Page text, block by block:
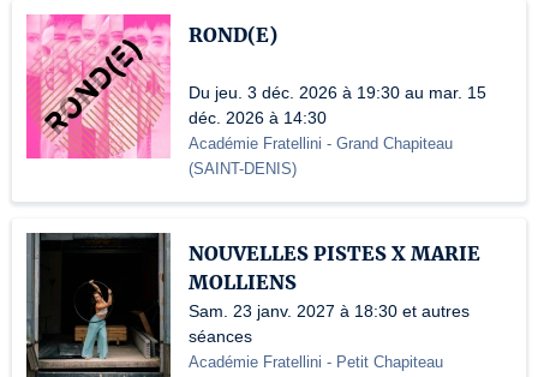
ROND(E)
Du jeu. 3 déc. 2026 à 19:30 au mar. 15
déc. 2026 à 14:30
Académie Fratellini - Grand Chapiteau
(SAINT-DENIS)
NOUVELLES PISTES X MARIE
MOLLIENS
Sam. 23 janv. 2027 à 18:30 et autres
séances
Académie Fratellini - Petit Chapiteau